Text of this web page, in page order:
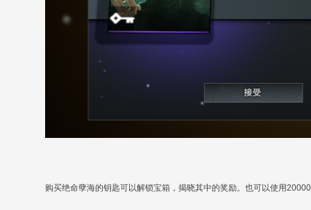
购买绝命孽海的钥匙可以解锁宝箱，揭晓其中的奖励。也可以使用